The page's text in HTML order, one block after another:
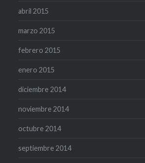
abril 2015
marzo 2015
febrero 2015
enero 2015
diciembre 2014
noviembre 2014
octubre 2014
septiembre 2014